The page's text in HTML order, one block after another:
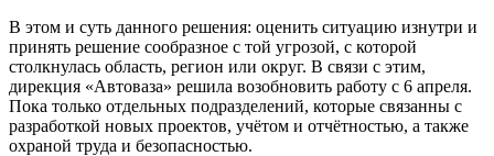
В этом и суть данного решения: оценить ситуацию изнутри и
принять решение сообразное с той угрозой, с которой
столкнулась область, регион или округ. В связи с этим,
дирекция «Автоваза» решила возобновить работу с 6 апреля.
Пока только отдельных подразделений, которые связанны с
разработкой новых проектов, учётом и отчётностью, а также
охраной труда и безопасностью.